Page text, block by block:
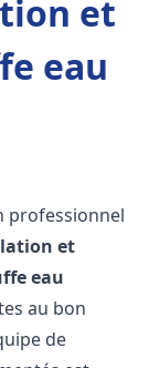
et
eau
professionnel
et
eau
au bon
de